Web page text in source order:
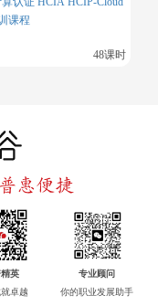
容）：Oracle OCP |
课程
48课时
英
卓越
专业顾问
你的职业发展助手